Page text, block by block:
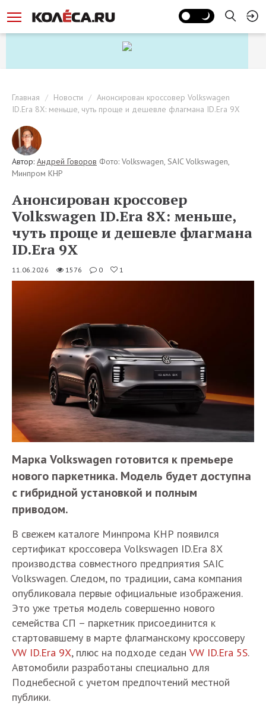
Главная Новости
Анонсирован кроссовер Volkswagen
ID.Era 8X: меньше, чуть проще и дешевле флагмана ID.Era 9X
Автор: Андрей Говоров Фото: Volkswagen, SAIC Volkswagen,
Минпром КНР
Анонсирован кроссовер
Volkswagen ID.Era 8X: меньше,
чуть проще и дешевле флагмана
ID.Era 9X
11.06.2026 1576 0 1
Марка Volkswagen готовится к премьере
нового паркетника. Модель будет доступна
с гибридной установкой и полным
приводом.
В свежем каталоге Минпрома КНР появился
сертификат кроссовера Volkswagen ID.Era 8X
производства совместного предприятия SAIC
Volkswagen. Следом, по традиции, сама компания
опубликовала первые официальные изображения.
Это уже третья модель совершенно нового
семейства СП – паркетник присоединится к
стартовавшему в марте флагманскому кроссоверу
VW ID.Era 9X, плюс на подходе седан VW ID.Era 5S.
Автомобили разработаны специально для
Поднебесной с учетом предпочтений местной
публики.